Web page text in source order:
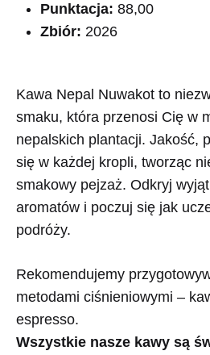
Punktacja: 88,00
Zbiór: 2026
Kawa Nepal Nuwakot to
smaku, która przenosi Cię w
nepalskich plantacji. Jakość,
się w każdej kropli, tworząc
smakowy pejzaż. Odkryj
aromatów i poczuj się jak
podróży.
Rekomendujemy
metodami ciśnieniowymi –
espresso.
Wszystkie nasze kawy są